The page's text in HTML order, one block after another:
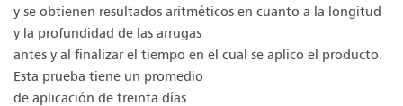
y se obtienen resultados aritméticos en cuanto a la longitud
y la profundidad de las arrugas
antes y al finalizar el tiempo en el cual se aplicó el producto.
Esta prueba tiene un promedio
de aplicación de treinta días.